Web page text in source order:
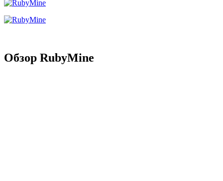
Обзор RubyMine